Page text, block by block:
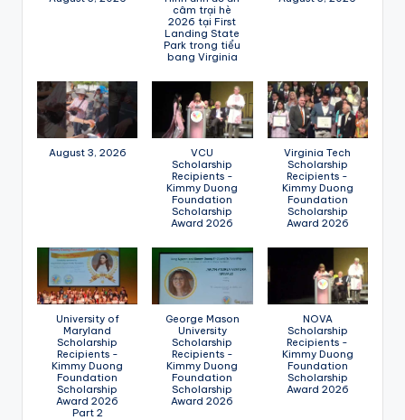
câm trại hè
2026 tại First
Landing State
Park trong tiểu
bang Virginia
August 3, 2026
VCU
Scholarship
Recipients -
Kimmy Duong
Foundation
Scholarship
Award 2026
Virginia Tech
Scholarship
Recipients -
Kimmy Duong
Foundation
Scholarship
Award 2026
University of
Maryland
Scholarship
Recipients -
Kimmy Duong
Foundation
Scholarship
Award 2026
Part 2
George Mason
University
Scholarship
Recipients -
Kimmy Duong
Foundation
Scholarship
Award 2026
NOVA
Scholarship
Recipients -
Kimmy Duong
Foundation
Scholarship
Award 2026